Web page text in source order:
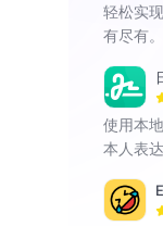
轻松实
有尽有。
使用本
本人表达